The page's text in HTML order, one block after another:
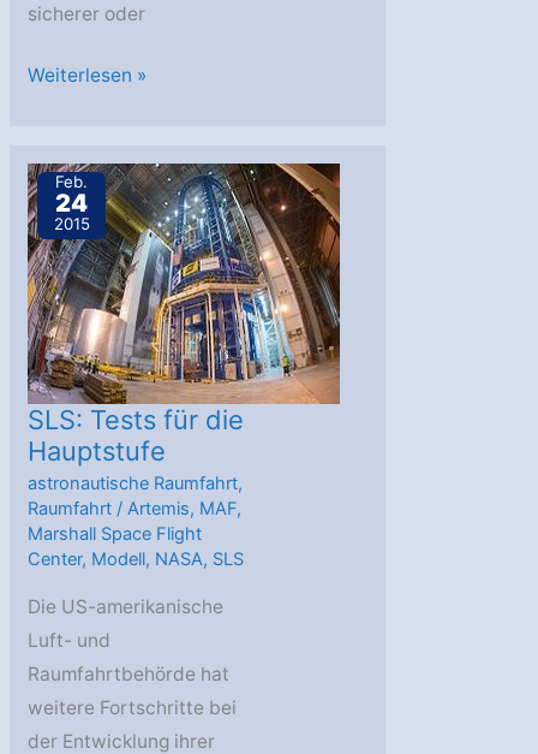
sicherer oder
Schülerwettbewerb
Airbus
Group
Weiterlesen »
Feb.
24
2015
SLS: Tests für die
Hauptstufe
astronautische Raumfahrt,
Raumfahrt /Artemis, MAF,
Marshall Space Flight
Center, Modell, NASA, SLS
Die US-amerikanische
Luft- und
Raumfahrtbehörde hat
weitere Fortschritte bei
der Entwicklung ihrer